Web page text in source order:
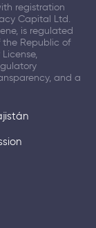
registration
Capital Ltd.
is regulated
the Republic of
and a